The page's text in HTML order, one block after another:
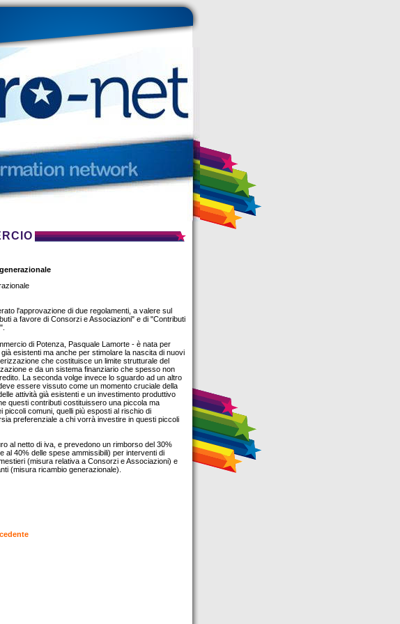
l'approvazione di due regolamenti, a valere sul
a favore di Consorzi e Associazioni" e di "Contributi
di Potenza, Pasquale Lamorte - è nata per
esistenti ma anche per stimolare la nascita di nuovi
che costituisce un limite strutturale del
e da un sistema finanziario che spesso non
La seconda volge invece lo sguardo ad un altro
essere vissuto come un momento cruciale della
attività già esistenti e un investimento produttivo
questi contributi costituissero una piccola ma
comuni, quelli più esposti al rischio di
preferenziale a chi vorrà investire in questi piccoli
al netto di iva, e prevedono un rimborso del 30%
al 40% delle spese ammissibili) per interventi di
(misura relativa a Consorzi e Associazioni) e
(misura ricambio generazionale).